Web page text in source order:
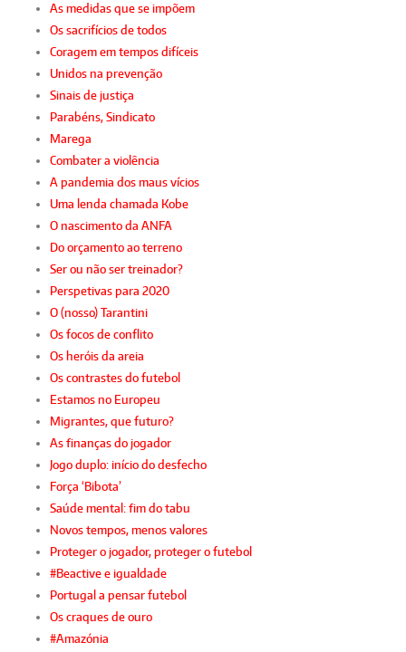
As medidas que se impõem
Os sacrifícios de todos
Coragem em tempos difíceis
Unidos na prevenção
Sinais de justiça
Parabéns, Sindicato
Marega
Combater a violência
A pandemia dos maus vícios
Uma lenda chamada Kobe
O nascimento da ANFA
Do orçamento ao terreno
Ser ou não ser treinador?
Perspetivas para 2020
O (nosso) Tarantini
Os focos de conflito
Os heróis da areia
Os contrastes do futebol
Estamos no Europeu
Migrantes, que futuro?
As finanças do jogador
Jogo duplo: início do desfecho
Força ‘Bibota’
Saúde mental: fim do tabu
Novos tempos, menos valores
Proteger o jogador, proteger o futebol
#Beactive e igualdade
Portugal a pensar futebol
Os craques de ouro
#Amazónia